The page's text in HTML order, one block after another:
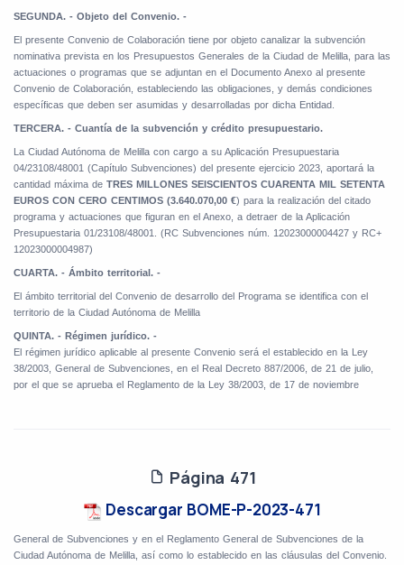
SEGUNDA. - Objeto del Convenio. -
El presente Convenio de Colaboración tiene por objeto canalizar la subvención
nominativa prevista en los Presupuestos Generales de la Ciudad de Melilla, para las
actuaciones o programas que se adjuntan en el Documento Anexo al presente
Convenio de Colaboración, estableciendo las obligaciones, y demás condiciones
específicas que deben ser asumidas y desarrolladas por dicha Entidad.
TERCERA. - Cuantía de la subvención y crédito presupuestario.
La Ciudad Autónoma de Melilla con cargo a su Aplicación Presupuestaria
04/23108/48001 (Capítulo Subvenciones) del presente ejercicio 2023, aportará la
cantidad máxima de TRES MILLONES SEISCIENTOS CUARENTA MIL SETENTA
EUROS CON CERO CENTIMOS (3.640.070,00 €) para la realización del citado
programa y actuaciones que figuran en el Anexo, a detraer de la Aplicación
Presupuestaria 01/23108/48001. (RC Subvenciones núm. 12023000004427 y RC+
12023000004987)
CUARTA. - Ámbito territorial. -
El ámbito territorial del Convenio de desarrollo del Programa se identifica con el
territorio de la Ciudad Autónoma de Melilla
QUINTA. - Régimen jurídico. -
El régimen jurídico aplicable al presente Convenio será el establecido en la Ley
38/2003, General de Subvenciones, en el Real Decreto 887/2006, de 21 de julio,
por el que se aprueba el Reglamento de la Ley 38/2003, de 17 de noviembre
Página 471
Descargar BOME-P-2023-471
General de Subvenciones y en el Reglamento General de Subvenciones de la
Ciudad Autónoma de Melilla, así como lo establecido en las cláusulas del Convenio.